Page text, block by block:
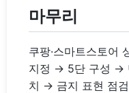
마무리
쿠팡·스마트스토어
지정 → 5단 구성 →
치 → 금지 표현 점